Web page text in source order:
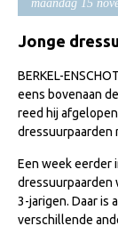
Import
I&R
Animal
Gids
maandag 15
Jonge
BERKEL-
eens bovenaan
reed hij
dressuurpaarden
Een week eerder
dressuurpaarden
3-jarigen. Daar is
verschillende